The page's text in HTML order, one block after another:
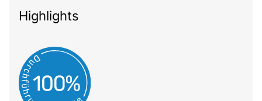
Highlights